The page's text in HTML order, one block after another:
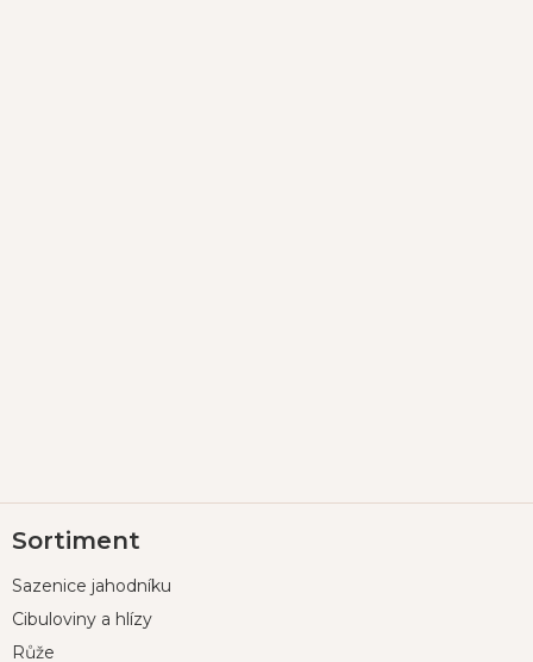
á
a
Sortiment
Sazenice jahodníku
Cibuloviny a hlízy
Růže